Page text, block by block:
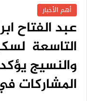
أهم الأخبار
عبد الفتاح
التاسعة
والنسيج
المشاركات